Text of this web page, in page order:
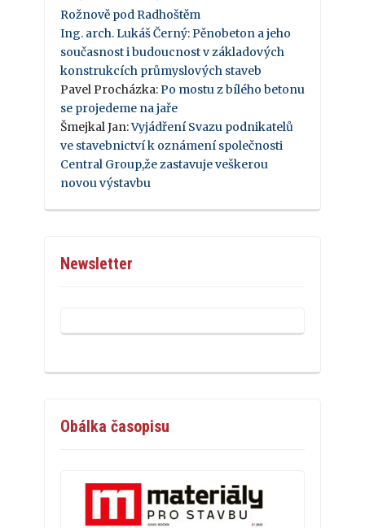
Rožnově pod Radhoštěm
Ing. arch. Lukáš Černý:Pěnobeton a jeho
současnost i budoucnost v základových
konstrukcích průmyslových staveb
Pavel Procházka:Po mostu z bílého betonu
se projedeme na jaře
Šmejkal Jan:Vyjádření Svazu podnikatelů
ve stavebnictví k oznámení společnosti
Central Group,že zastavuje veškerou
novou výstavbu
Newsletter
Obálka časopisu